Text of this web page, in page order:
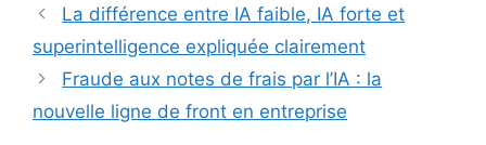
La différence entre IA faible, IA forte et
superintelligence expliquée clairement
Fraude aux notes de frais par l’IA : la
nouvelle ligne de front en entreprise